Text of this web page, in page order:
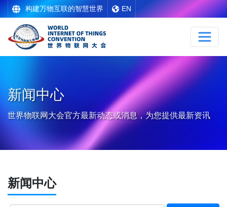
构建万物互联的智慧世界 EN
新闻中心
世界物联网大会官方最新动态或消息，为您提供最新资讯
新闻中心